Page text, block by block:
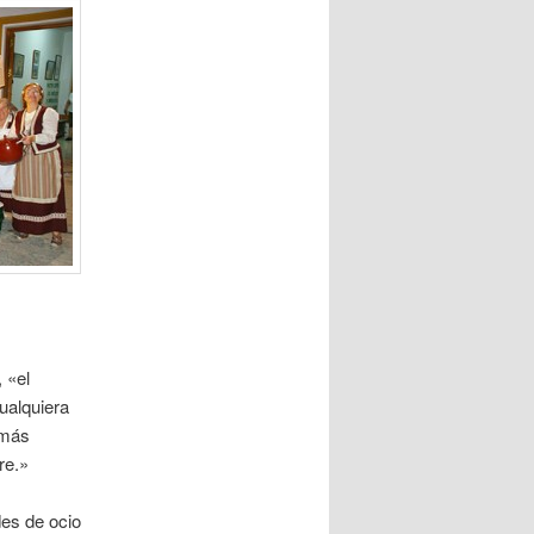
«el
de ocio